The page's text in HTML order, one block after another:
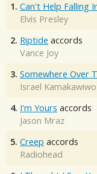
1. Can't Help Falling
Elvis Presley
2. Riptide accords
Vance Joy
3. Somewhere Over
Israel
4. I'm Yours accords
Jason Mraz
5. Creep accords
Radiohead